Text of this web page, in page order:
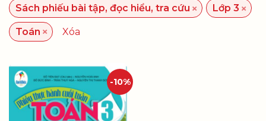
Sách phiếu bài tập, đọc hiểu, tra cứu × Lớp 3 ×
Toán × Xóa
-10%